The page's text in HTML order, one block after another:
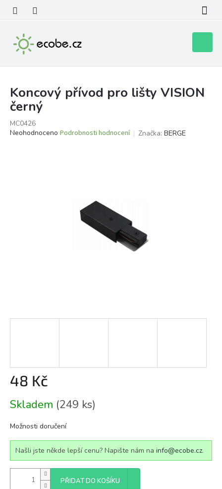
obsah
košík
Koncový přívod pro lišty VISION
černý
MC0426
Průměrné
Neohodnoceno Podrobnosti hodnocení Značka: BERGE
48 Kč
cena:
Skladem (249 ks)
Možnosti doručení
Našli jste někde lepší cenu? Napište nám na info@ecobe.cz.
PŘIDAT DO KOŠÍKU